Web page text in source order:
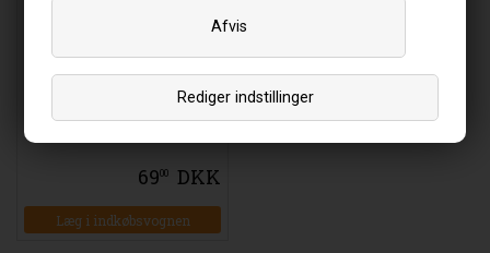
Rediger indstillinger
Afvis
All-Round Creme Basis
sensitiv - 150 ml - Lavera
6900 DKK
Læg i indkøbsvognen